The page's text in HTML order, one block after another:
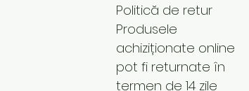
Politică de retur
Produsele
achiziționate online
pot fi returnate în
termen de 14 zile